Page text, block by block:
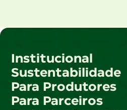
Institucional
Sustentabilidade
Para Produtores
Para Parceiros